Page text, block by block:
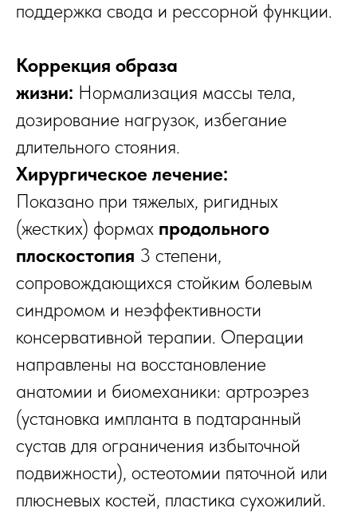
поддержка свода и рессорной функции.
Коррекция образа
жизни: Нормализация массы тела,
дозирование нагрузок, избегание
длительного стояния.
Хирургическое лечение:
Показано при тяжелых, ригидных
(жестких) формах продольного
плоскостопия 3 степени,
сопровождающихся стойким болевым
синдромом и неэффективности
консервативной терапии. Операции
направлены на восстановление
анатомии и биомеханики: артроэрез
(установка импланта в подтаранный
сустав для ограничения избыточной
подвижности), остеотомии пяточной или
плюсневых костей, пластика сухожилий.